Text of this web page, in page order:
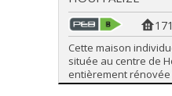
Cette maison
située au centre de
entièrement rénovée